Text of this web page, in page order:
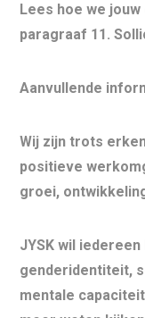
Lees hoe we
paragraaf 11.
Aanvullende
Wij zijn trots
positieve
groei,
JYSK wil
genderidentiteit,
mentale